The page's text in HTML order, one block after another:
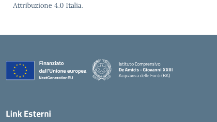
Attribuzione 4.0 Italia.
Istituto Comprensivo
De Amicis - Giovanni XXIII
Acquaviva delle Fonti (BA)
— Visita la pagina iniziale della scuola
Link Esterni